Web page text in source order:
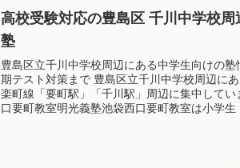
高校受験対応の豊島区 千川中学校
塾
豊島区立千川中学校周辺にある中学生向けの
期テスト対策まで 豊島区立千川中学校周辺に
楽町線「要町駅」「千川駅」周辺に集中して
口要町教室明光義塾池袋西口要町教室は小学生